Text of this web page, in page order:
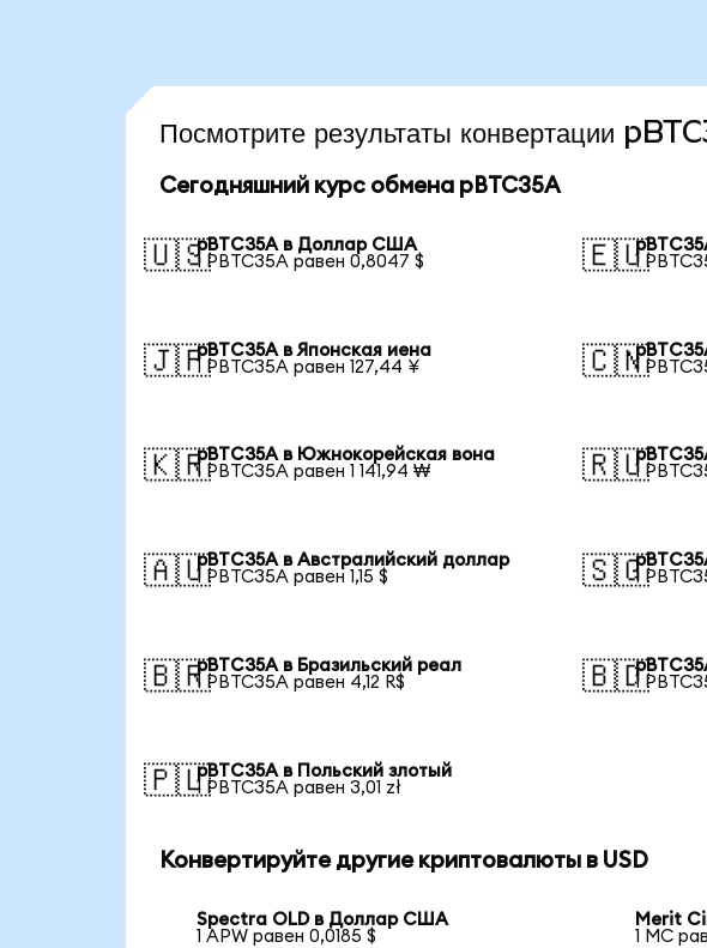
Посмотрите результаты конвертации
Сегодняшний курс обмена pBTC35A
🇺🇸pBTC35A в Доллар США
1 PBTC35A равен 0,8047 $
🇪🇺
1
🇯🇵pBTC35A в Японская иена
1 PBTC35A равен 127,44 ¥
🇨🇳
1
🇰🇷pBTC35A в Южнокорейская вона
1 PBTC35A равен 1 141,94 ₩
🇷🇺
1
🇦🇺pBTC35A в Австралийский доллар
1 PBTC35A равен 1,15 $
🇸🇬
1
🇧🇷pBTC35A в Бразильский реал
1 PBTC35A равен 4,12 R$
🇧🇩
1
🇵🇱pBTC35A в Польский злотый
1 PBTC35A равен 3,01 zł
Конвертируйте другие криптовалюты в USD
Spectra OLD в Доллар США
1 APW равен 0,0185 $
Merit
1 MC